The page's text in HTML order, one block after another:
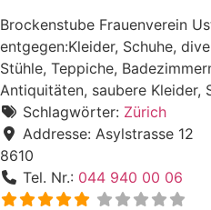
Brockenstube Frauenverein
entgegen:Kleider, Schuhe,
Stühle, Teppiche,
Antiquitäten, saubere Kleider,
Schlagwörter: Zürich
Addresse: Asylstrasse 12
8610
Tel. Nr.: 044 940 00 06